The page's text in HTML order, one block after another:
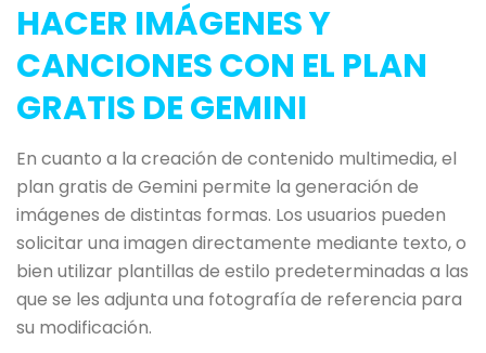
HACER IMÁGENES Y
CANCIONES CON EL PLAN
GRATIS DE GEMINI
En cuanto a la creación de contenido multimedia, el
plan gratis de Gemini permite la generación de
imágenes de distintas formas. Los usuarios pueden
solicitar una imagen directamente mediante texto, o
bien utilizar plantillas de estilo predeterminadas a las
que se les adjunta una fotografía de referencia para
su modificación.